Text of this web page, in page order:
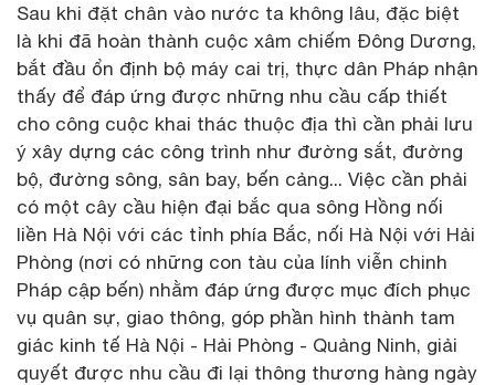
Sau khi đặt chân vào nước ta không lâu, đặc biệt
là khi đã hoàn thành cuộc xâm chiếm Đông Dương,
bắt đầu ổn định bộ máy cai trị, thực dân Pháp nhận
thấy để đáp ứng được những nhu cầu cấp thiết
cho công cuộc khai thác thuộc địa thì cần phải lưu
ý xây dựng các công trình như đường sắt, đường
bộ, đường sông, sân bay, bến cảng... Việc cần phải
có một cây cầu hiện đại bắc qua sông Hồng nối
liền Hà Nội với các tỉnh phía Bắc, nối Hà Nội với Hải
Phòng (nơi có những con tàu của lính viễn chinh
Pháp cập bến) nhằm đáp ứng được mục đích phục
vụ quân sự, giao thông, góp phần hình thành tam
giác kinh tế Hà Nội - Hải Phòng - Quảng Ninh, giải
quyết được nhu cầu đi lại thông thương hàng ngày